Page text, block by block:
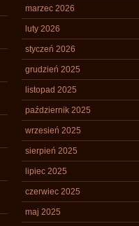
marzec 2026
luty 2026
styczeń 2026
grudzień 2025
listopad 2025
październik 2025
wrzesień 2025
sierpień 2025
lipiec 2025
czerwiec 2025
maj 2025